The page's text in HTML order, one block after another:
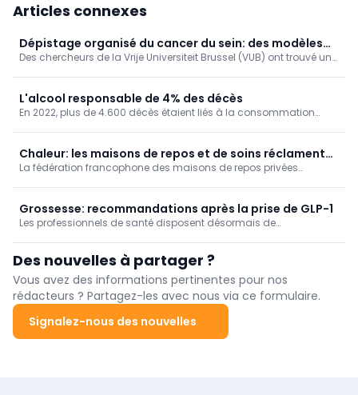
Articles connexes
Dépistage organisé du cancer du sein: des modèles
de simulation encore plus fiables (VUB)
Des chercheurs de la Vrije Universiteit Brussel (VUB) ont trouvé un
L'alcool responsable de 4% des décès
En 2022, plus de 4.600 décès étaient liés à la consommation
Bruxelles-Capitale.
Chaleur: les maisons de repos et de soins réclament
une vision à long terme
La fédération francophone des maisons de repos privées
conformer.
Grossesse: recommandations après la prise de GLP-1
Les professionnels de santé disposent désormais de
médicaments amaigrissants, annonce l'hôpital universitaire de
Louvain (UZ Leuven).
Des nouvelles à partager ?
Vous avez des informations pertinentes pour nos
rédacteurs ? Partagez-les avec nous via ce formulaire.
Signalez-nous des nouvelles